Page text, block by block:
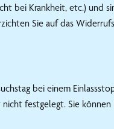
bei Krankheit, etc.) und
Sie auf das
bei einem
festgelegt. Sie